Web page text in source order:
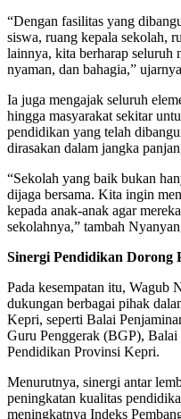
“Dengan fasilitas yang
siswa, ruang kepala sekolah,
lainnya, kita berharap seluruh
nyaman, dan bahagia,”
Ia juga mengajak seluruh
hingga masyarakat sekitar
pendidikan yang telah
dirasakan dalam jangka
“Sekolah yang baik bukan
dijaga bersama. Kita ingin
kepada anak-anak agar
sekolahnya,” tambah
Sinergi Pendidikan Dorong
Pada kesempatan itu, Wagub
dukungan berbagai pihak
Kepri, seperti Balai
Guru Penggerak (BGP),
Pendidikan Provinsi Kepri.
Menurutnya, sinergi antar
peningkatan kualitas
meningkatnya Indeks